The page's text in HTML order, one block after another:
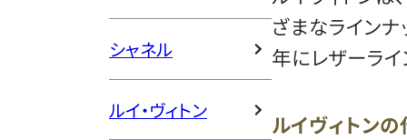
シャネル
ルイ・ヴィトン
ざまなラインナ
年にレザーライ
ルイヴィトン